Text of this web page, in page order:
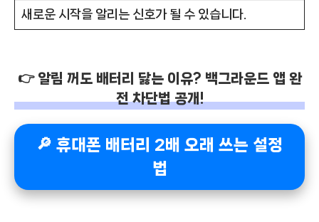
새로운 시작을 알리는 신호가 될 수 있습니다.
👉 알림 꺼도 배터리 닳는 이유? 백그라운드 앱 완
전 차단법 공개!
🔎 휴대폰 배터리 2배 오래 쓰는 설정
법